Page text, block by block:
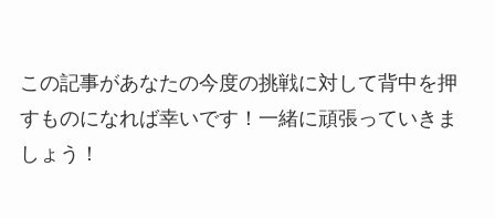
この記事があなたの今度の挑戦に対して背中を押
すものになれば幸いです！一緒に頑張っていきま
しょう！